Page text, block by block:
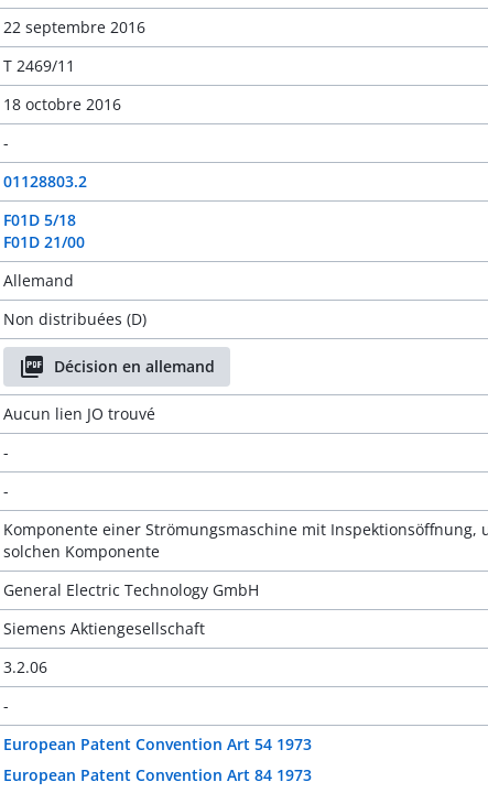
22 septembre 2016
T 2469/11
18 octobre 2016
-
01128803.2
F01D 5/18
F01D 21/00
Allemand
Non distribuées (D)
Décision en allemand
Aucun lien JO trouvé
-
-
Komponente einer Strömungsmaschine mit
solchen Komponente
General Electric Technology GmbH
Siemens Aktiengesellschaft
3.2.06
-
European Patent Convention Art 54 1973
European Patent Convention Art 84 1973